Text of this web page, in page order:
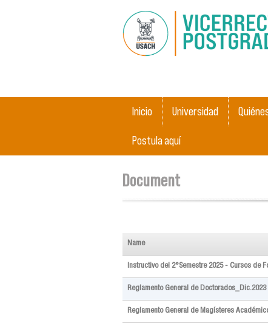
Main menu
Inicio Universidad
Postula aquí
You are here
Document
Name
Instructivo del 2°Semestre 2025 - Cursos de
Reglamento General de Doctorados_Dic.2023
Reglamento General de Magísteres